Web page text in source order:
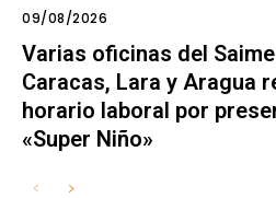
09/08/2026
Varias oficinas del
Caracas, Lara y Aragua
horario laboral por
«Super Niño»